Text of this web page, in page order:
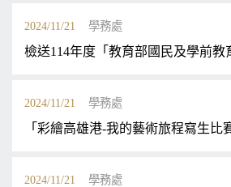
2024/11/21 學務處
檢送114年度「教育部國民及學前
2024/11/21 學務處
「彩繪高雄港-我的藝術旅程寫生比
2024/11/21 學務處